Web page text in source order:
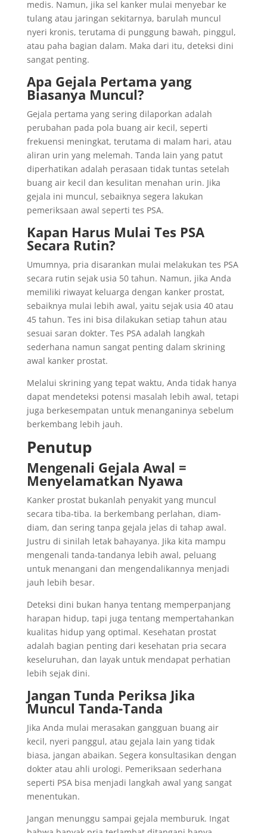
medis. Namun, jika sel kanker mulai menyebar ke
tulang atau jaringan sekitarnya, barulah muncul
nyeri kronis, terutama di punggung bawah, pinggul,
atau paha bagian dalam. Maka dari itu, deteksi dini
sangat penting.
Apa Gejala Pertama yang
Biasanya Muncul?
Gejala pertama yang sering dilaporkan adalah
perubahan pada pola buang air kecil, seperti
frekuensi meningkat, terutama di malam hari, atau
aliran urin yang melemah. Tanda lain yang patut
diperhatikan adalah perasaan tidak tuntas setelah
buang air kecil dan kesulitan menahan urin. Jika
gejala ini muncul, sebaiknya segera lakukan
pemeriksaan awal seperti tes PSA.
Kapan Harus Mulai Tes PSA
Secara Rutin?
Umumnya, pria disarankan mulai melakukan tes PSA
secara rutin sejak usia 50 tahun. Namun, jika Anda
memiliki riwayat keluarga dengan kanker prostat,
sebaiknya mulai lebih awal, yaitu sejak usia 40 atau
45 tahun. Tes ini bisa dilakukan setiap tahun atau
sesuai saran dokter. Tes PSA adalah langkah
sederhana namun sangat penting dalam skrining
awal kanker prostat.
Melalui skrining yang tepat waktu, Anda tidak hanya
dapat mendeteksi potensi masalah lebih awal, tetapi
juga berkesempatan untuk menanganinya sebelum
berkembang lebih jauh.
Penutup
Mengenali Gejala Awal =
Menyelamatkan Nyawa
Kanker prostat bukanlah penyakit yang muncul
secara tiba-tiba. Ia berkembang perlahan, diam-
diam, dan sering tanpa gejala jelas di tahap awal.
Justru di sinilah letak bahayanya. Jika kita mampu
mengenali tanda-tandanya lebih awal, peluang
untuk menangani dan mengendalikannya menjadi
jauh lebih besar.
Deteksi dini bukan hanya tentang memperpanjang
harapan hidup, tapi juga tentang mempertahankan
kualitas hidup yang optimal. Kesehatan prostat
adalah bagian penting dari kesehatan pria secara
keseluruhan, dan layak untuk mendapat perhatian
lebih sejak dini.
Jangan Tunda Periksa Jika
Muncul Tanda-Tanda
Jika Anda mulai merasakan gangguan buang air
kecil, nyeri panggul, atau gejala lain yang tidak
biasa, jangan abaikan. Segera konsultasikan dengan
dokter atau ahli urologi. Pemeriksaan sederhana
seperti PSA bisa menjadi langkah awal yang sangat
menentukan.
Jangan menunggu sampai gejala memburuk. Ingat